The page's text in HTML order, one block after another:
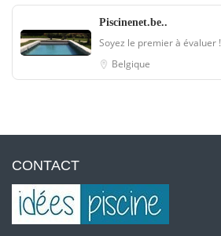
Piscinenet.be..
Soyez le premier à évaluer !
Belgique
CONTACT